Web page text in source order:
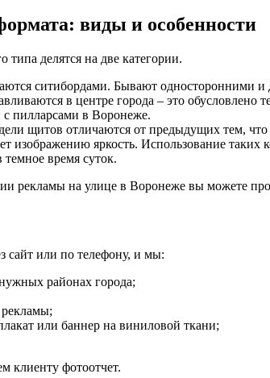
виды и особенности
делятся на две категории.
ситибордами. Бывают односторонними
в центре города – это
пилларсами в Воронеже.
щитов отличаются от предыдущих тем,
изображению яркость. Использование таких
темное время суток.
рекламы на улице в Воронеже вы можете
сайт или по телефону, и мы:
районах города;
или баннер на виниловой ткани;
клиенту фотоотчет.